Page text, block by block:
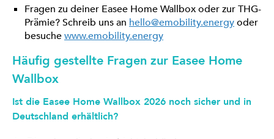
Fragen zu deiner Easee Home Wallbox oder zur THG-
Prämie? Schreib uns an hello@emobility.energyoder
besuchewww.emobility.energy
Häufig gestellte Fragen zur Easee Home
Wallbox
Ist die Easee Home Wallbox 2026 noch sicher und in
Deutschland erhältlich?